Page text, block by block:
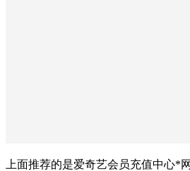
上面推荐的是爱奇艺会员充值中心*